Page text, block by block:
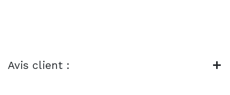
Avis client :